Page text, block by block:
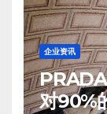
企业资讯
对90%